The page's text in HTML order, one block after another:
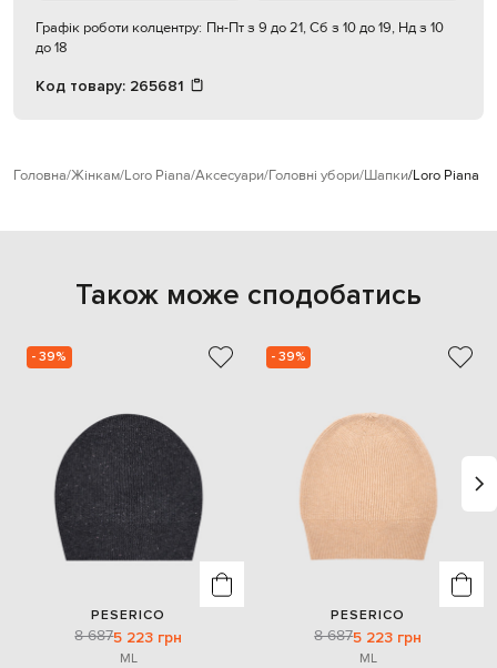
Графік роботи колцентру: Пн-Пт з 9 до 21, Сб з 10 до 19, Нд з 10
до 18
Код товару: 265681
Головна Жінкам Loro Piana Аксесуари Головні убори Шапки Loro Piana
Також може сподобатись
- 39%
PESERICO
8 6875 223 грн
ML
- 39%
PESERICO
8 6875 223 грн
ML